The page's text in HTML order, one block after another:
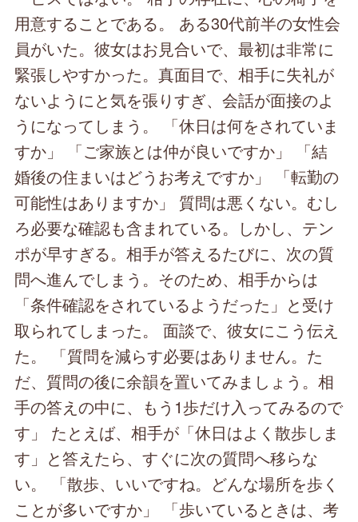
用意することである。 ある30代前半の女性会
員がいた。彼女はお見合いで、最初は非常に
緊張しやすかった。真面目で、相手に失礼が
ないようにと気を張りすぎ、会話が面接のよ
うになってしまう。 「休日は何をされていま
すか」 「ご家族とは仲が良いですか」 「結
婚後の住まいはどうお考えですか」 「転勤の
可能性はありますか」 質問は悪くない。むし
ろ必要な確認も含まれている。しかし、テン
ポが早すぎる。相手が答えるたびに、次の質
問へ進んでしまう。そのため、相手からは
「条件確認をされているようだった」と受け
取られてしまった。 面談で、彼女にこう伝え
た。 「質問を減らす必要はありません。た
だ、質問の後に余韻を置いてみましょう。相
手の答えの中に、もう1歩だけ入ってみるので
す」 たとえば、相手が「休日はよく散歩しま
す」と答えたら、すぐに次の質問へ移らな
い。 「散歩、いいですね。どんな場所を歩く
ことが多いですか」 「歩いているときは、考